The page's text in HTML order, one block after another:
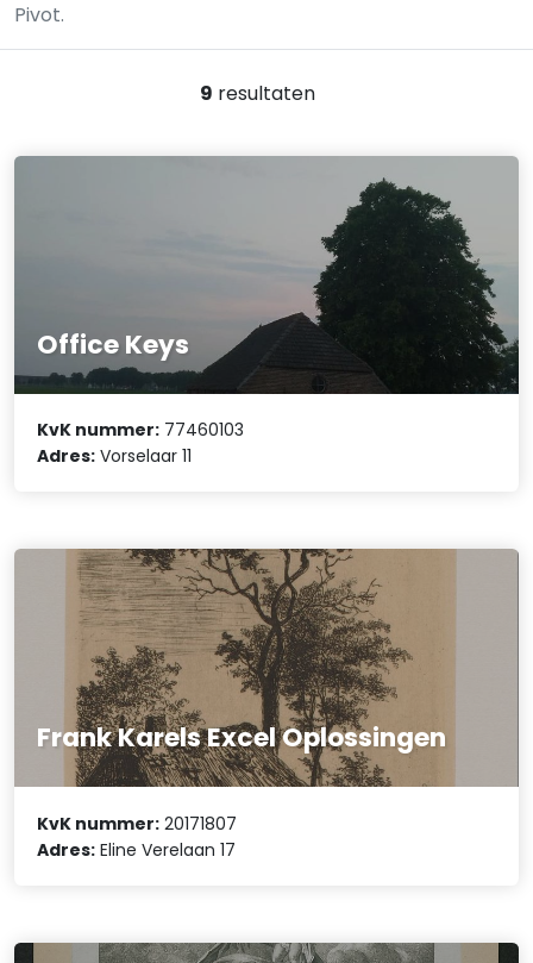
Pivot.
9 resultaten
Office Keys
KvK nummer: 77460103
Adres: Vorselaar 11
Frank Karels Excel Oplossingen
KvK nummer: 20171807
Adres: Eline Verelaan 17